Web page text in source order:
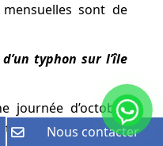
sont de
typhon sur l’île
journée d’octobre
susceptible d’être
Nous contacter